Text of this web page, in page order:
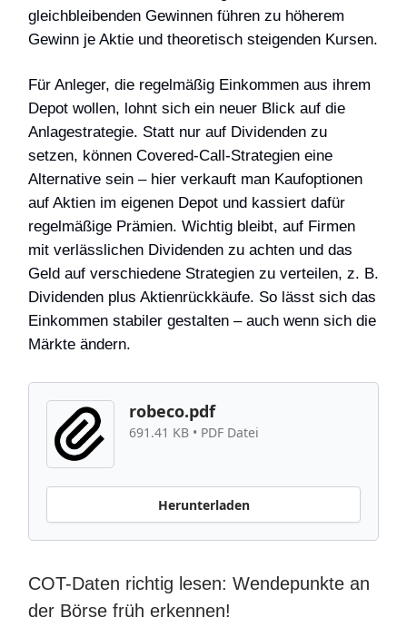
gleichbleibenden Gewinnen führen zu höherem
Gewinn je Aktie und theoretisch steigenden Kursen.
Für Anleger, die regelmäßig Einkommen aus ihrem
Depot wollen, lohnt sich ein neuer Blick auf die
Anlagestrategie. Statt nur auf Dividenden zu
setzen, können Covered-Call-Strategien eine
Alternative sein – hier verkauft man Kaufoptionen
auf Aktien im eigenen Depot und kassiert dafür
regelmäßige Prämien. Wichtig bleibt, auf Firmen
mit verlässlichen Dividenden zu achten und das
Geld auf verschiedene Strategien zu verteilen, z. B.
Dividenden plus Aktienrückkäufe. So lässt sich das
Einkommen stabiler gestalten – auch wenn sich die
Märkte ändern.
robeco.pdf
691.41 KB • PDF Datei
Herunterladen
COT-Daten richtig lesen: Wendepunkte an
der Börse früh erkennen!